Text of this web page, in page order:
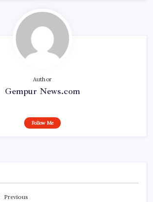
Author
Gempur News.com
Follow Me
Previous